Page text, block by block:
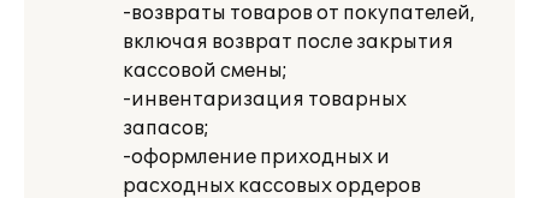
-возвраты товаров от покупателей,
включая возврат после закрытия
кассовой смены;
-инвентаризация товарных
запасов;
-оформление приходных и
расходных кассовых ордеров